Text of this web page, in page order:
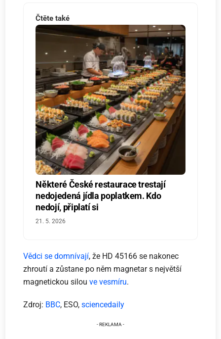
Čtěte také
Některé České restaurace trestají
nedojedená jídla poplatkem. Kdo
nedojí, připlatí si
21. 5. 2026
Vědci se domnívají, že HD 45166 se nakonec
zhroutí a zůstane po něm magnetar s největší
magnetickou silouve vesmíru.
Zdroj: BBC, ESO,sciencedaily